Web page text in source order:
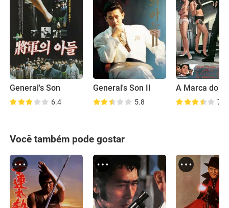
General's Son
6.4
General's Son II
5.8 7.2
Você também pode gostar